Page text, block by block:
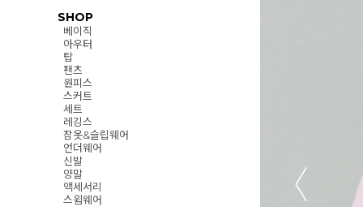
SHOP
베이직
아우터
탑
팬츠
원피스
스커트
세트
레깅스
잠옷&슬립웨어
언더웨어
신발
양말
액세서리
스윔웨어